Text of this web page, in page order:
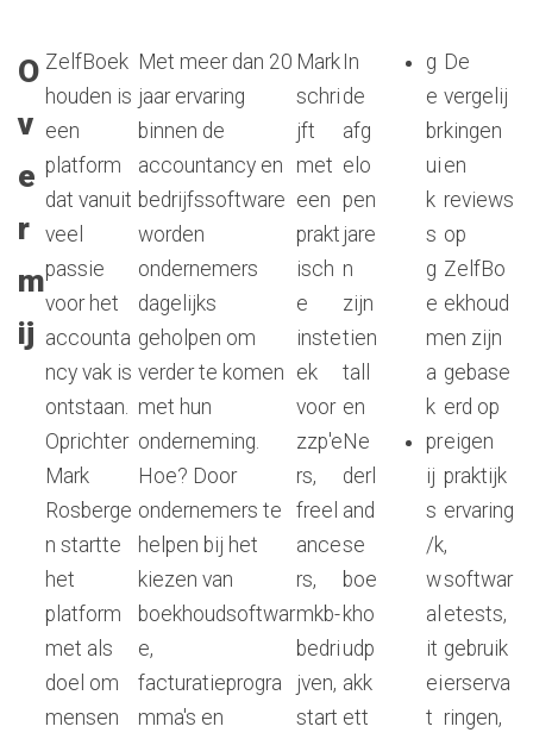
O
v
e
r
m
ij
ZelfBoek
houden is
een
platform
dat vanuit
veel
passie
voor het
accounta
ncy vak is
ontstaan.
Oprichter
Mark
Rosberge
n startte
het
platform
met als
doel om
mensen
Met meer dan 20
jaar ervaring
binnen de
accountancy en
bedrijfssoftware
worden
ondernemers
dagelijks
geholpen om
verder te komen
met hun
onderneming.
Hoe? Door
ondernemers te
helpen bij het
kiezen van
boekhoudsoftwar
e,
facturatieprogra
mma's en
Mark
schri
jft
met
een
prakt
isch
e
inste
ek
voor
zzp'e
rs,
freel
ance
rs,
mkb-
bedri
jven,
start
In
de
afg
elo
pen
jare
n
zijn
tien
tall
en
Ne
derl
and
se
boe
kho
udp
akk
ett
g
e
br
ui
k
s
g
e
m
a
k
pr
ij
s
/k
w
al
it
ei
t
De
vergelij
kingen
en
reviews
op
ZelfBo
ekhoud
en zijn
gebase
erd op
eigen
praktijk
ervaring
,
softwar
etests,
gebruik
erserva
ringen,